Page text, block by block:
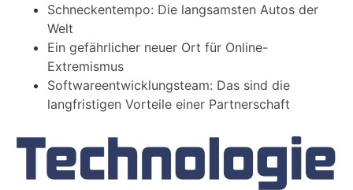
Schneckentempo: Die langsamsten Autos der
Welt
Ein gefährlicher neuer Ort für Online-
Extremismus
Softwareentwicklungsteam: Das sind die
langfristigen Vorteile einer Partnerschaft